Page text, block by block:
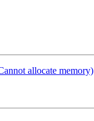
allocate memory)